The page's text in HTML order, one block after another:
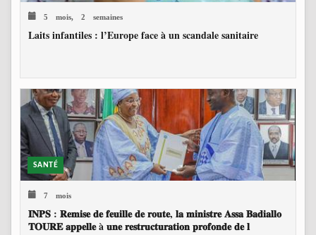
5 mois, 2 semaines
Laits infantiles : l’Europe face à un scandale sanitaire
SANTÉ
7 mois
𝐈𝐍𝐏𝐒 : 𝐑𝐞𝐦𝐢𝐬𝐞 𝐝𝐞 𝐟𝐞𝐮𝐢𝐥𝐥𝐞 𝐝𝐞 𝐫𝐨𝐮𝐭𝐞, 𝐥𝐚 𝐦𝐢𝐧𝐢𝐬𝐭𝐫𝐞 𝐀𝐬𝐬𝐚 𝐁𝐚𝐝𝐢𝐚𝐥𝐥𝐨
𝐓𝐎𝐔𝐑𝐄 𝐚𝐩𝐩𝐞𝐥𝐥𝐞 à 𝐮𝐧𝐞 𝐫𝐞𝐬𝐭𝐫𝐮𝐜𝐭𝐮𝐫𝐚𝐭𝐢𝐨𝐧 𝐩𝐫𝐨𝐟𝐨𝐧𝐝𝐞 𝐝𝐞 𝐥